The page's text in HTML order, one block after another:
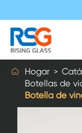
 Hogar
Botellas de
Botella de